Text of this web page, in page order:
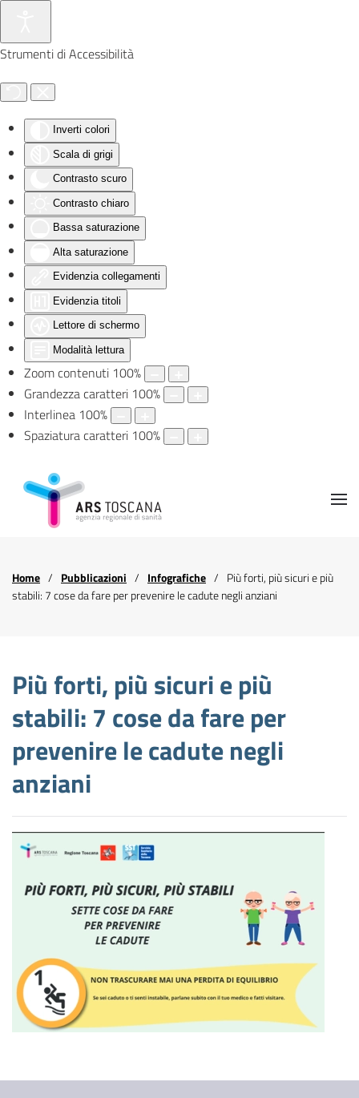
Strumenti di Accessibilità
Inverti colori
Scala di grigi
Contrasto scuro
Contrasto chiaro
Bassa saturazione
Alta saturazione
Evidenzia collegamenti
Evidenzia titoli
Lettore di schermo
Modalità lettura
Zoom contenuti 100%
Grandezza caratteri 100%
Interlinea 100%
Spaziatura caratteri 100%
Skip to main content
Home Pubblicazioni Infografiche
Più forti, più sicuri e più
stabili: 7 cose da fare per prevenire le cadute negli anziani
Più forti, più sicuri e più
stabili: 7 cose da fare per
prevenire le cadute negli
anziani